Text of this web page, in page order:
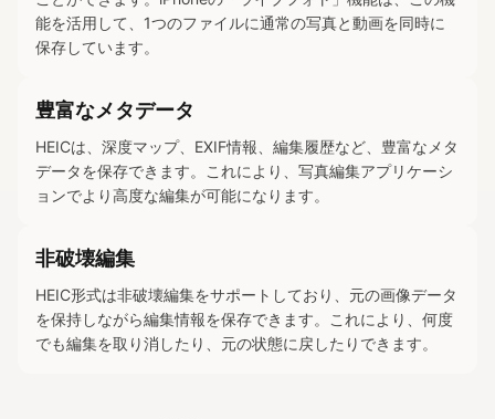
能を活用して、1つのファイルに通常の写真と動画を同時に
保存しています。
豊富なメタデータ
HEICは、深度マップ、EXIF情報、編集履歴など、豊富なメタ
データを保存できます。これにより、写真編集アプリケーシ
ョンでより高度な編集が可能になります。
非破壊編集
HEIC形式は非破壊編集をサポートしており、元の画像データ
を保持しながら編集情報を保存できます。これにより、何度
でも編集を取り消したり、元の状態に戻したりできます。